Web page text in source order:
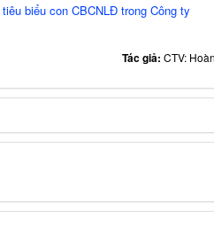
biểu con CBCNLĐ trong Công ty
Tác giả: CTV: